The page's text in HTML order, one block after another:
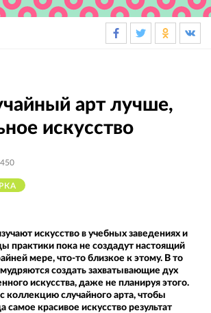
арт лучше,
искусство
искусство в учебных заведениях и
практики пока не создадут настоящий
мере, что-то близкое к этому. В то
создать захватывающие дух
искусства, даже не планируя этого.
коллекцию случайного арта, чтобы
самое красивое искусство результат